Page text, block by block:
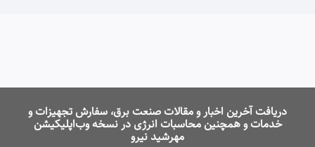
دریافت آخرین اخبار و مقالات صنعت برق، سفارش تجهیزات و
خدمات و همچنین محاسبات انرژی در نسخه وب‌اپلیکیشن
مهرشید نیرو